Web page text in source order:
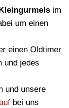
im
um einen
einen Oldtimer
und jedes
und unsere
bei uns